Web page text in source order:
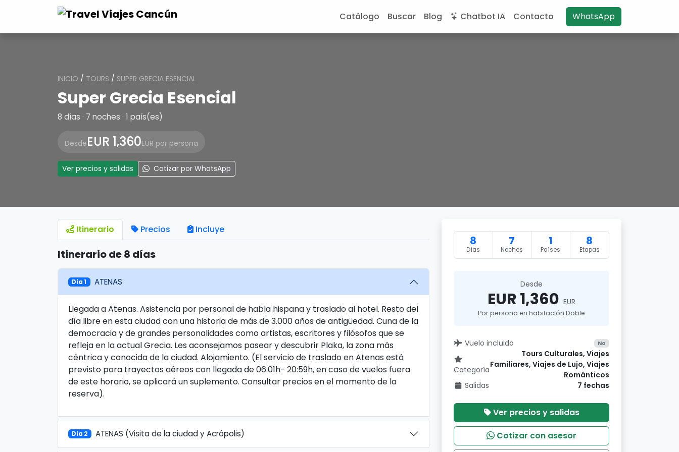
Catálogo Buscar Blog Chatbot IA Contacto WhatsApp
INICIO / TOURS / SUPER GRECIA ESENCIAL
Super Grecia Esencial
8 días · 7 noches · 1 país(es)
DesdeEUR 1,360EUR por persona
Ver precios y salidas Cotizar por WhatsApp
Itinerario Precios Incluye
Itinerario de 8 días
Día 1 ATENAS
Llegada a Atenas. Asistencia por personal de habla hispana y traslado al hotel. Resto del
día libre en esta ciudad con una historia de más de 3.000 años de antigüedad. Cuna de la
democracia y de grandes personalidades como artistas, escritores y filósofos que se
refleja en la actual Grecia. Les aconsejamos pasear y descubrir Plaka, la zona más
céntrica y conocida de la ciudad. Alojamiento. (El servicio de traslado en Atenas está
previsto para trayectos aéreos con llegada de 06:01h- 20:59h, en caso de vuelos fuera
de este horario, se aplicará un suplemento. Consultar precios en el momento de la
reserva).
Día 2 ATENAS (Visita de la ciudad y Acrópolis)
8
Días
7
Noches
1
Países
8
Etapas
Desde
EUR 1,360 EUR
Por persona en habitación Doble
Vuelo incluido No
Categoría
Tours Culturales, Viajes
Familiares, Viajes de Lujo, Viajes
Románticos
Salidas
7 fechas
Ver precios y salidas
Cotizar con asesor